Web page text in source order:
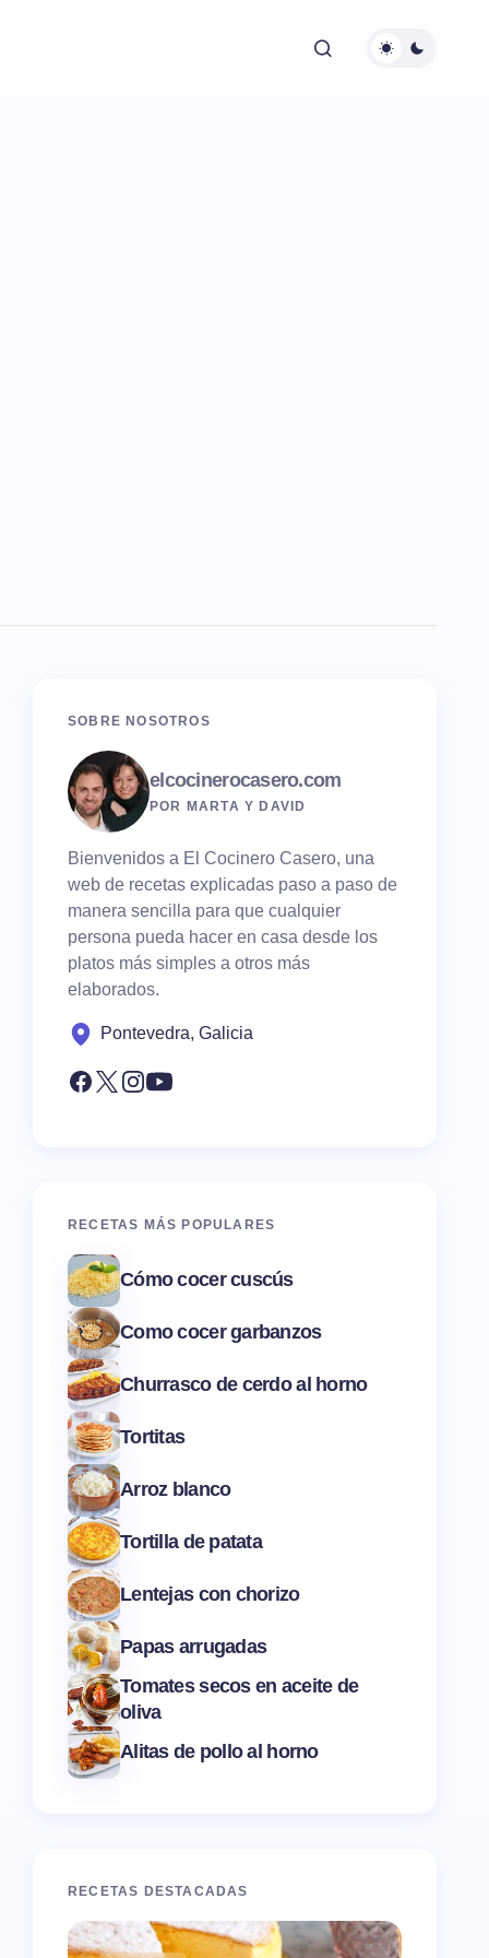
SOBRE NOSOTROS
elcocinerocasero.com
POR MARTA Y DAVID
Bienvenidos a El Cocinero Casero, una
web de recetas explicadas paso a paso de
manera sencilla para que cualquier
persona pueda hacer en casa desde los
platos más simples a otros más
elaborados.
Pontevedra, Galicia
RECETAS MÁS POPULARES
Cómo cocer cuscús
Como cocer garbanzos
Churrasco de cerdo al horno
Tortitas
Arroz blanco
Tortilla de patata
Lentejas con chorizo
Papas arrugadas
Tomates secos en aceite de
oliva
Alitas de pollo al horno
RECETAS DESTACADAS